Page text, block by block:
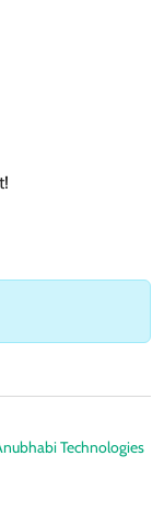
Technologies